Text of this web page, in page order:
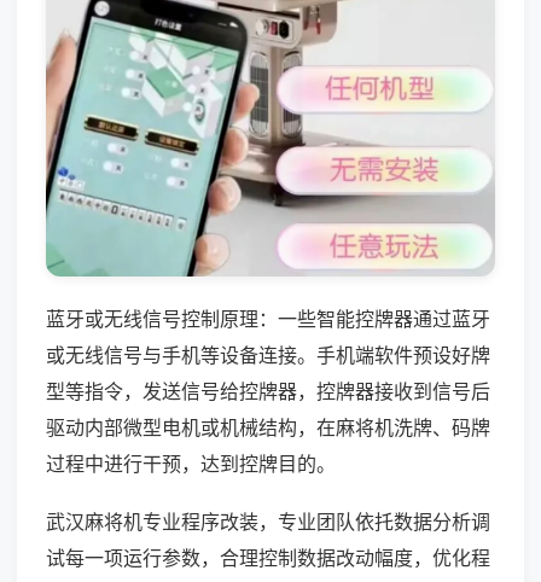
蓝牙或无线信号控制原理：一些智能控牌器通过蓝牙
或无线信号与手机等设备连接。手机端软件预设好牌
型等指令，发送信号给控牌器，控牌器接收到信号后
驱动内部微型电机或机械结构，在麻将机洗牌、码牌
过程中进行干预，达到控牌目的。
武汉麻将机专业程序改装，专业团队依托数据分析调
试每一项运行参数，合理控制数据改动幅度，优化程